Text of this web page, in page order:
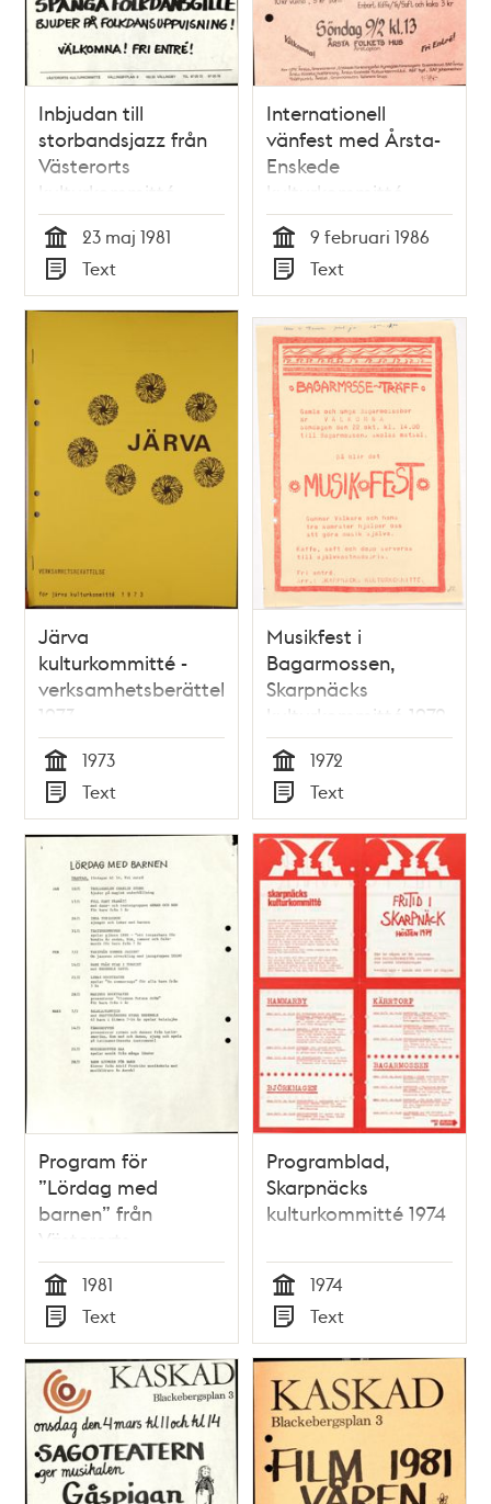
Inbjudan till
storbandsjazz från
Västerorts
kulturkommitté
Tid
23 maj 1981
Typ
Text
Internationell
vänfest med Årsta-
Enskede
kulturkommitté
Tid
9 februari 1986
Typ
Text
Järva
kulturkommitté -
verksamhetsberättelse
1973
Tid
1973
Typ
Text
Musikfest i
Bagarmossen,
Skarpnäcks
kulturkommitté 1972
Tid
1972
Typ
Text
Program för
”Lördag med
barnen” från
Västerorts
kulturkommitté
Tid
1981
Typ
Text
Programblad,
Skarpnäcks
kulturkommitté 1974
Tid
1974
Typ
Text